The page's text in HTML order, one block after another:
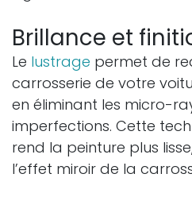
Brillance et
Le lustrage permet de
carrosserie de votre
en éliminant les micro-
imperfections. Cette
rend la peinture plus
l’effet miroir de la